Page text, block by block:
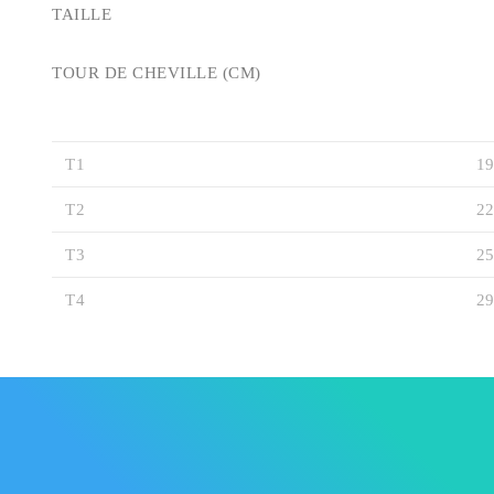
TAILLE
TOUR DE CHEVILLE (CM)
T1
T2
T3
T4